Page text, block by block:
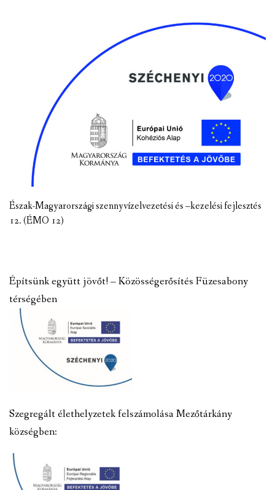
Észak-Magyarországi szennyvízelvezetési és –kezelési fejlesztés
12. (ÉMO 12)
Építsünk együtt jövőt! – Közösségerősítés Füzesabony
térségében
Szegregált élethelyzetek felszámolása Mezőtárkány
községben: